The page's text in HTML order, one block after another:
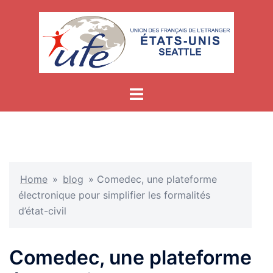
Home » blog » Comedec, une plateforme
électronique pour simplifier les formalités
d’état-civil
Comedec, une plateforme